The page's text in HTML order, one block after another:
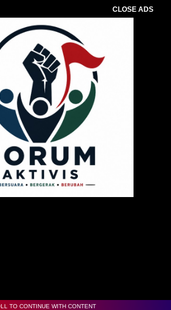
CLOSE ADS
TO CONTINUE WITH CONTENT